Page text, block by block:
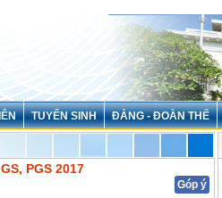
TUYỂN SINH ĐẢNG - ĐOÀN THỂ
PGS 2017
Góp ý